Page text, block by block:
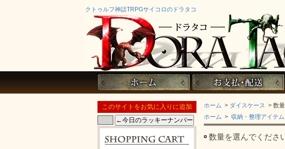
クトゥルフ神話TRPGサイコロのドラタコ
ホーム > ダイスケース > 数
ホーム > 収納・整理アイテム
数量を選んでくださ